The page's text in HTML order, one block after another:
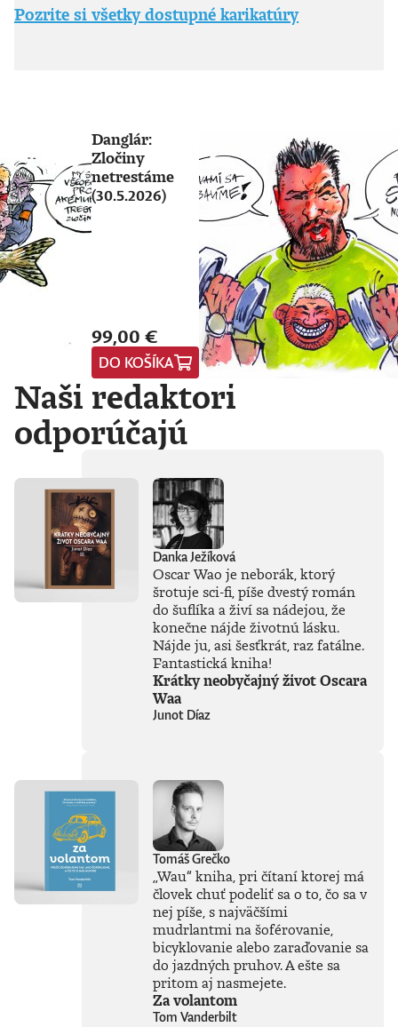
Pozrite si všetky dostupné karikatúry
Danglár:
Zločiny
netrestáme
(30.5.2026)
99,00 €
DO KOŠÍKA
Naši redaktori
odporúčajú
Danka Ježíková
Oscar Wao je neborák, ktorý
šrotuje sci-fi, píše dvestý román
do šuflíka a živí sa nádejou, že
konečne nájde životnú lásku.
Nájde ju, asi šesťkrát, raz fatálne.
Fantastická kniha!
Krátky neobyčajný život Oscara
Waa
Junot Díaz
Tomáš Grečko
„Wau“ kniha, pri čítaní ktorej má
človek chuť podeliť sa o to, čo sa v
nej píše, s najväčšími
mudrlantmi na šoférovanie,
bicyklovanie alebo zaraďovanie sa
do jazdných pruhov. A ešte sa
pritom aj nasmejete.
Za volantom
Tom Vanderbilt